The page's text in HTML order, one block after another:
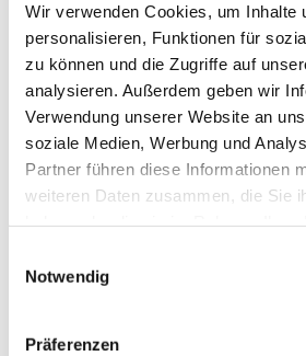
Wir verwenden Cookies, um Inhalte
personalisieren, Funktionen für
zu können und die Zugriffe auf
analysieren. Außerdem geben wir
Verwendung unserer Website an
soziale Medien, Werbung und
Partner führen diese Informationen
weiteren Daten zusammen, die Sie
Notwendig
Präferenzen